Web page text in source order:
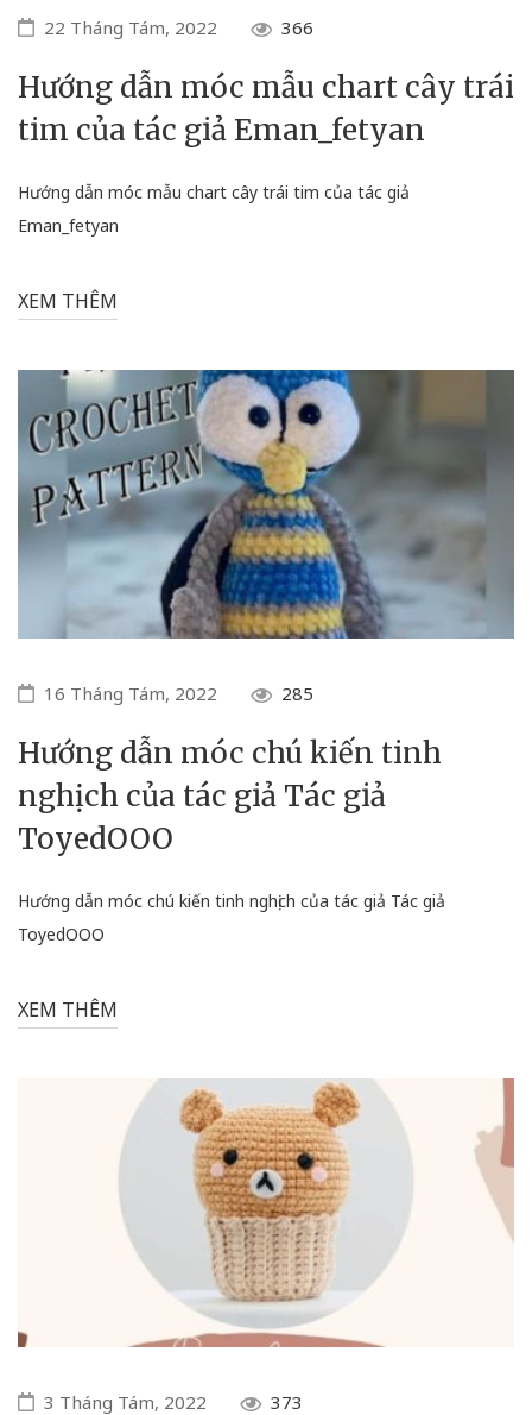
22 Tháng Tám, 2022 366
Hướng dẫn móc mẫu chart cây trái
tim của tác giả Eman_fetyan
Hướng dẫn móc mẫu chart cây trái tim của tác giả
Eman_fetyan
XEM THÊM
16 Tháng Tám, 2022 285
Hướng dẫn móc chú kiến tinh
nghịch của tác giả Tác giả
ToyedOOO
Hướng dẫn móc chú kiến tinh nghịch của tác giả Tác giả
ToyedOOO
XEM THÊM
3 Tháng Tám, 2022 373